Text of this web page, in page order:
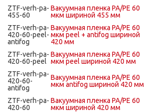
ZTF-verh-pa-
455-60
Вакуумная пленка PA/PE 60
мкм шириной 455 мм
ZTF-verh-pa-
420-60-peel-
antifog
Вакуумная пленка PA/PE 60
мкм peel + antifog шириной
420 мм
ZTF-verh-pa-
420-60-peel
Вакуумная пленка PA/PE 60
мкм peel шириной 420 мм
ZTF-verh-pa-
420-60-
antifog
Вакуумная пленка PA/PE 60
мкм antifog шириной 420 мм
ZTF-verh-pa-
420-60
Вакуумная пленка PA/PE 60
мкм шириной 420 мм